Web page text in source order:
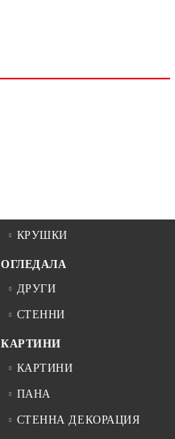
КРУШКИ
ОГЛЕДАЛА
ДРУГИ
СТЕННИ
КАРТИНИ
КАРТИНИ
ПАНА
СТЕННА ДЕКОРАЦИЯ